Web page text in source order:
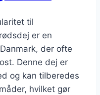
til
er en
der ofte
Denne dej er
og kan tilberedes
hvilket gør